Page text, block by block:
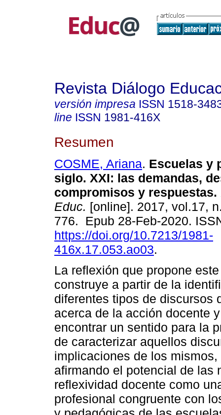
Revista Diálogo
versión impresa ISSN 1518-
line ISSN 1981-416X
Resumen
COSME, Ariana. Escuelas y
siglo. XXI: las demandas,
compromisos y respuestas.
Educ. [online]. 2017, vol.17,
776. Epub 28-Feb-2020.
https://doi.org/10.7213/1981-
416x.17.053.ao03.
La reflexión que propone
construye a partir de la
diferentes tipos de discursos
acerca de la acción docente
encontrar un sentido para la
de caracterizar aquellos
implicaciones de los
afirmando el potencial de las
reflexividad docente como
profesional congruente con